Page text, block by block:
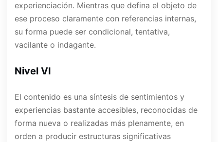
experienciación. Mientras que defina el objeto de
ese proceso claramente con referencias internas,
su forma puede ser condicional, tentativa,
vacilante o indagante.
Nivel VI
El contenido es una síntesis de sentimientos y
experiencias bastante accesibles, reconocidas de
forma nueva o realizadas más plenamente, en
orden a producir estructuras significativas